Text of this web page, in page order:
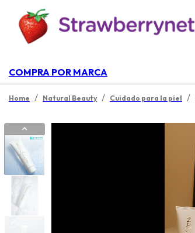
COMPRA POR MARCA
Home / Natural Beauty / Cuidado para la piel /